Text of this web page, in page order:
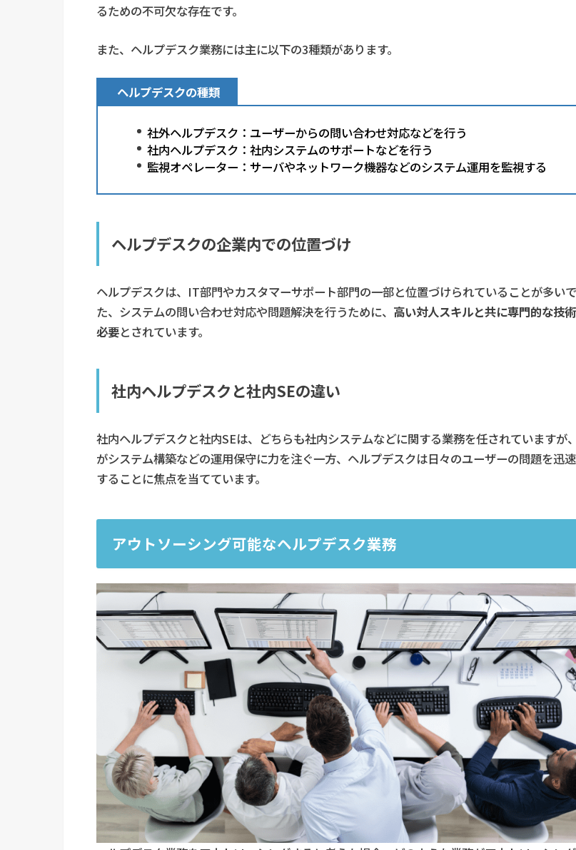
るための不可欠な存在です。
また、ヘルプデスク業務には主に以下の3種類があります。
ヘルプデスクの種類
社外ヘルプデスク：ユーザーからの問い合わせ対応などを行う
社内ヘルプデスク：社内システムのサポートなどを行う
監視オペレーター：サーバやネットワーク機器などのシステム運用を監視する
ヘルプデスクの企業内での位置づけ
ヘルプデスクは、IT部門やカスタマーサポート部門の一部と位置づけられていることが多い
た、システムの問い合わせ対応や問題解決を行うために、 高い対人スキルと共に専門的な技
必要とされています。
社内ヘルプデスクと社内SEの違い
社内ヘルプデスクと社内SEは、どちらも社内システムなどに関する業務を任されていますが
がシステム構築などの運用保守に力を注ぐ一方、ヘルプデスクは日々のユーザーの問題を迅
することに焦点を当てています。
アウトソーシング可能なヘルプデスク業務